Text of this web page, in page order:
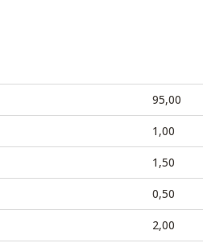
95,00
1,00
1,50
0,50
2,00